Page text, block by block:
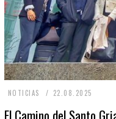
NOTICIAS 22.08.2025